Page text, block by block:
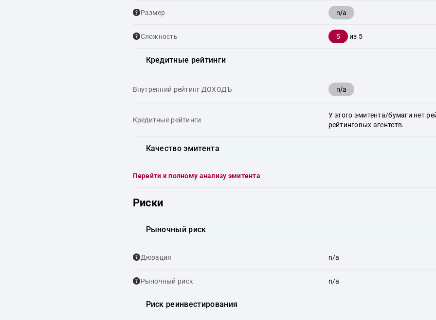
Размер n/a
Сложность 5 из 5
Кредитные рейтинги
Внутренний рейтинг ДОХОДЪ n/a
Кредитные рейтинги
У этого эмитента/бумаги нет
рейтинговых агентств.
Качество эмитента
Перейти к полному анализу эмитента
Риски
Рыночный риск
Дюрация n/a
Рыночный риск n/a
Риск реинвестирования